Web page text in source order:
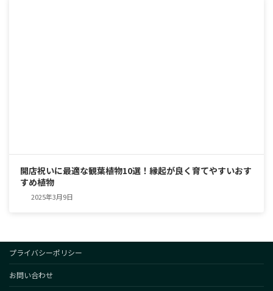
開店祝いに最適な観葉植物10選！縁起が良く育てやすいおす
すめ植物
2025年3月9日
プライバシーポリシー
お問い合わせ